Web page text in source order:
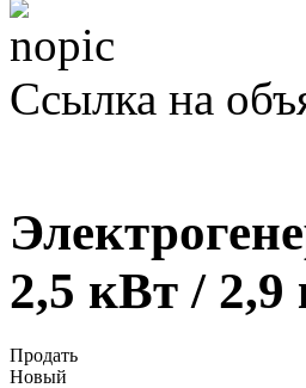
Ссылка на
2,5 кВт / 2,9
Продать
Новый